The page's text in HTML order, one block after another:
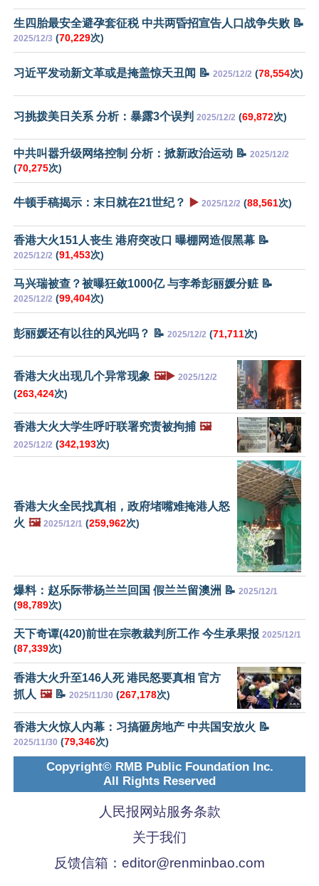
生四胎最安全避孕套征税 中共两昏招宣告人口战争失败 📝
2025/12/3 (70,229次)
习近平发动新文革或是掩盖惊天丑闻 📝 2025/12/2 (78,554次)
习挑拨美日关系 分析：暴露3个误判 2025/12/2 (69,872次)
中共叫嚣升级网络控制 分析：掀新政治运动 📝 2025/12/2
(70,275次)
牛顿手稿揭示：末日就在21世纪？ ▶️ 2025/12/2 (88,561次)
香港大火151人丧生 港府突改口 曝棚网造假黑幕 📝
2025/12/2 (91,453次)
马兴瑞被查？被曝狂敛1000亿 与李希彭丽媛分赃 📝
2025/12/2 (99,404次)
彭丽媛还有以往的风光吗？ 📝 2025/12/2 (71,711次)
香港大火出现几个异常现象 🖼️▶️ 2025/12/2
(263,424次)
香港大火大学生呼吁联署究责被拘捕 🖼️
2025/12/2 (342,193次)
香港大火全民找真相，政府堵嘴难掩港人怒
火 🖼️ 2025/12/1 (259,962次)
爆料：赵乐际带杨兰兰回国 假兰兰留澳洲 📝 2025/12/1
(98,789次)
天下奇谭(420)前世在宗教裁判所工作 今生承果报 2025/12/1
(87,339次)
香港大火升至146人死 港民怒要真相 官方
抓人 🖼️📝 2025/11/30 (267,178次)
香港大火惊人内幕：习搞砸房地产 中共国安放火 📝
2025/11/30 (79,346次)
Copyright© RMB Public Foundation Inc.
All Rights Reserved
人民报网站服务条款
关于我们
反馈信箱： editor@renminbao.com